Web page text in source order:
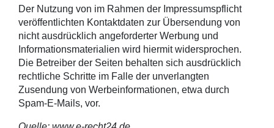
Der Nutzung von im Rahmen der Impressumspflicht
veröffentlichten Kontaktdaten zur Übersendung von
nicht ausdrücklich angeforderter Werbung und
Informationsmaterialien wird hiermit widersprochen.
Die Betreiber der Seiten behalten sich ausdrücklich
rechtliche Schritte im Falle der unverlangten
Zusendung von Werbeinformationen, etwa durch
Spam-E-Mails, vor.